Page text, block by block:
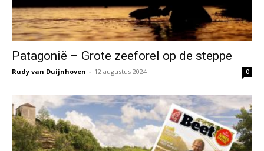
Patagonië – Grote zeeforel op de steppe
Rudy van Duijnhoven - 12 augustus 2024 0